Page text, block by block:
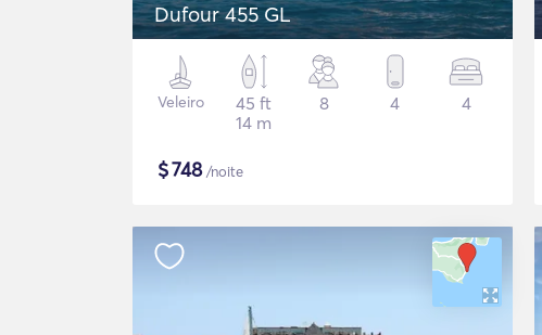
Dufour 455 GL
Veleiro
45 ft
14 m
8 4 4
$748/noite